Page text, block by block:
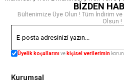
BİZDEN
Bültenimize Üye Olun ! Tüm İndirim
Olsun !
Üyelik koşullarınıve kişisel verilerimin
Kurumsal